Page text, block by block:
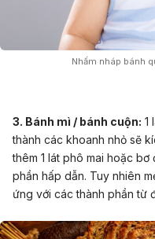
Nhấm nháp bánh
3. Bánh mì / bánh cuộn: 1
thành các khoanh nhỏ sẽ
thêm 1 lát phô mai hoặc
phần hấp dẫn. Tuy nhiên
ứng với các thành phần từ